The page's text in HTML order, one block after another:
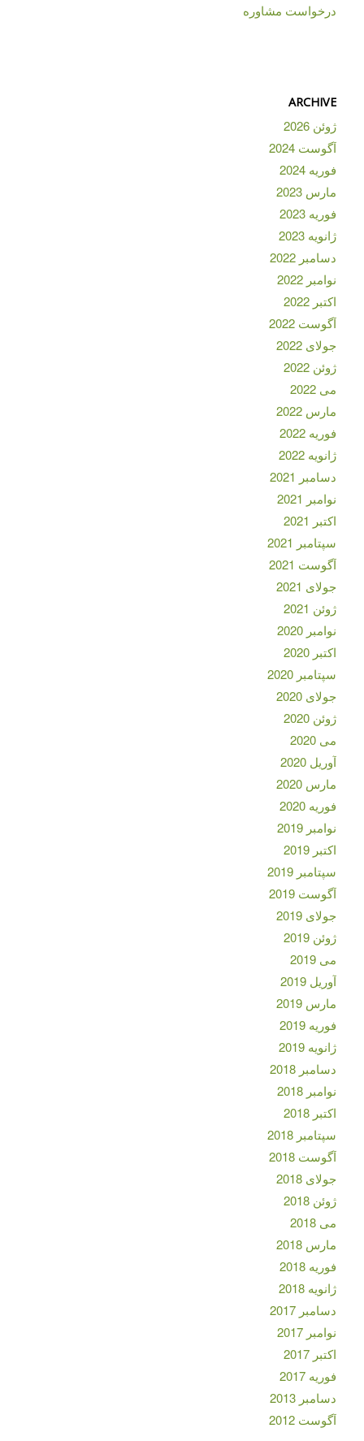
درخواست مشاوره
ARCHIVE
ژوئن 2026
آگوست 2024
فوریه 2024
مارس 2023
فوریه 2023
ژانویه 2023
دسامبر 2022
نوامبر 2022
اکتبر 2022
آگوست 2022
جولای 2022
ژوئن 2022
می 2022
مارس 2022
فوریه 2022
ژانویه 2022
دسامبر 2021
نوامبر 2021
اکتبر 2021
سپتامبر 2021
آگوست 2021
جولای 2021
ژوئن 2021
نوامبر 2020
اکتبر 2020
سپتامبر 2020
جولای 2020
ژوئن 2020
می 2020
آوریل 2020
مارس 2020
فوریه 2020
نوامبر 2019
اکتبر 2019
سپتامبر 2019
آگوست 2019
جولای 2019
ژوئن 2019
می 2019
آوریل 2019
مارس 2019
فوریه 2019
ژانویه 2019
دسامبر 2018
نوامبر 2018
اکتبر 2018
سپتامبر 2018
آگوست 2018
جولای 2018
ژوئن 2018
می 2018
مارس 2018
فوریه 2018
ژانویه 2018
دسامبر 2017
نوامبر 2017
اکتبر 2017
فوریه 2017
دسامبر 2013
آگوست 2012